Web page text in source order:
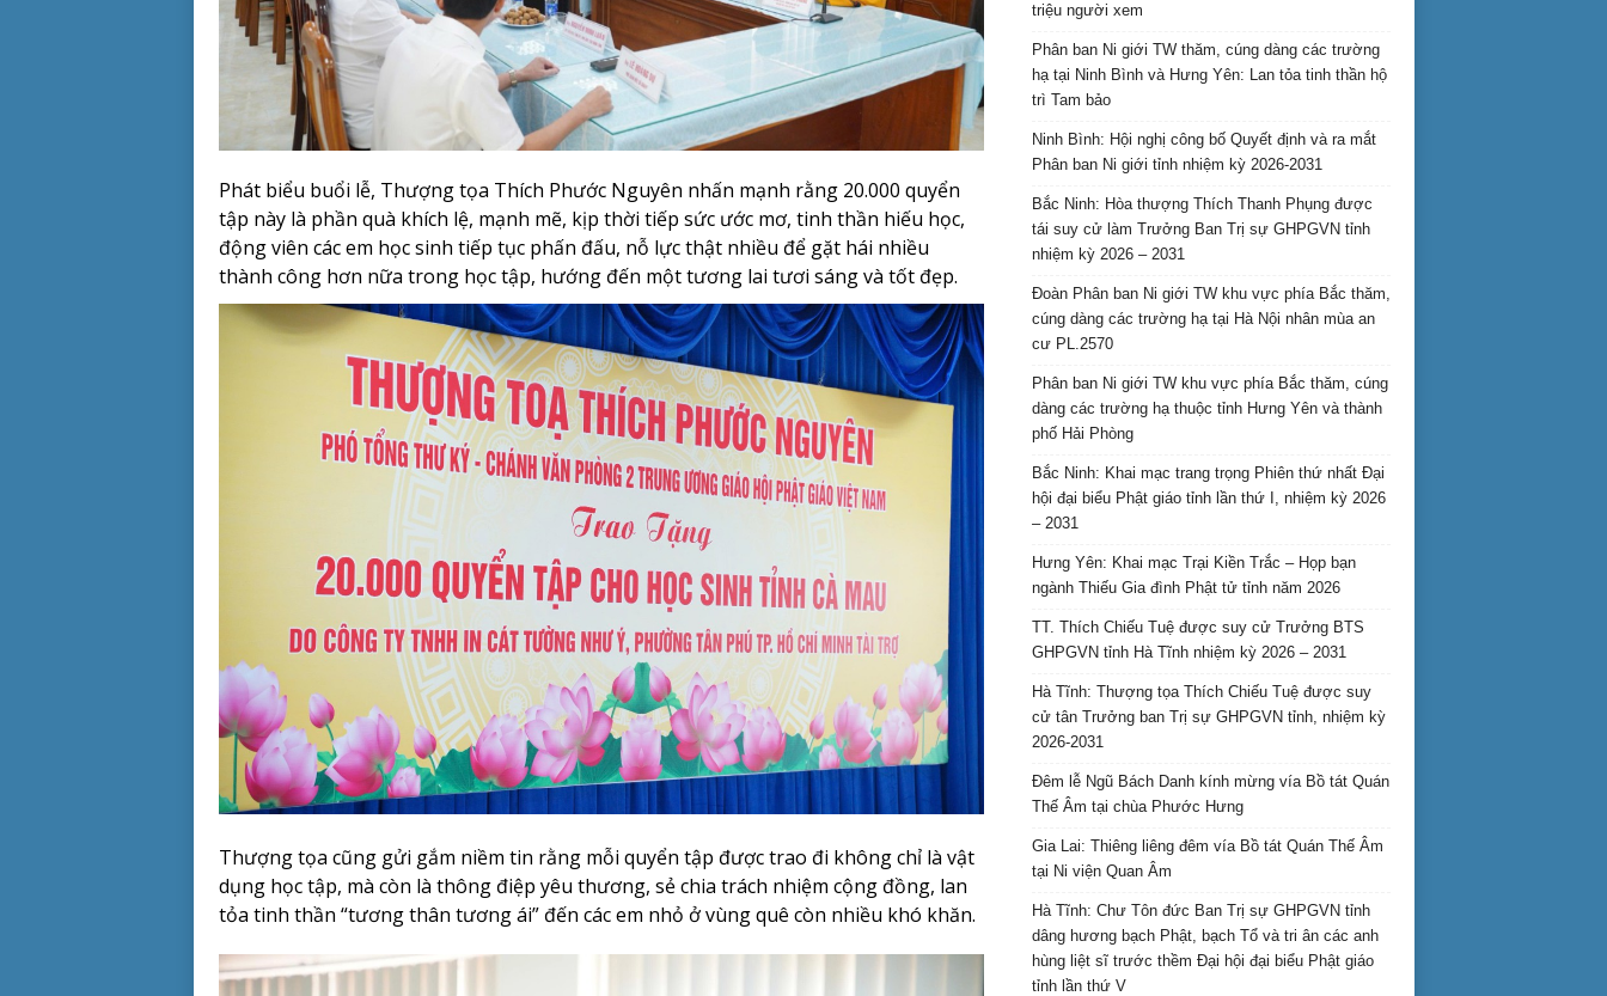
Phát biểu buổi lễ, Thượng tọa Thích Phước Nguyên nhấn mạnh rằng 20.000 quyển
tập này là phần quà khích lệ, mạnh mẽ, kịp thời tiếp sức ước mơ, tinh thần hiếu học,
động viên các em học sinh tiếp tục phấn đấu, nỗ lực thật nhiều để gặt hái nhiều
thành công hơn nữa trong học tập, hướng đến một tương lai tươi sáng và tốt đẹp.
Thượng tọa cũng gửi gắm niềm tin rằng mỗi quyển tập được trao đi không chỉ là vật
dụng học tập, mà còn là thông điệp yêu thương, sẻ chia trách nhiệm cộng đồng, lan
tỏa tinh thần “tương thân tương ái” đến các em nhỏ ở vùng quê còn nhiều khó khăn.
triệu người xem
Phân ban Ni giới TW thăm, cúng dàng các trường
hạ tại Ninh Bình và Hưng Yên: Lan tỏa tinh thần hộ
trì Tam bảo
Ninh Bình: Hội nghị công bố Quyết định và ra mắt
Phân ban Ni giới tỉnh nhiệm kỳ 2026-2031
Bắc Ninh: Hòa thượng Thích Thanh Phụng được
tái suy cử làm Trưởng Ban Trị sự GHPGVN tỉnh
nhiệm kỳ 2026 – 2031
Đoàn Phân ban Ni giới TW khu vực phía Bắc thăm,
cúng dàng các trường hạ tại Hà Nội nhân mùa an
cư PL.2570
Phân ban Ni giới TW khu vực phía Bắc thăm, cúng
dàng các trường hạ thuộc tỉnh Hưng Yên và thành
phố Hải Phòng
Bắc Ninh: Khai mạc trang trọng Phiên thứ nhất Đại
hội đại biểu Phật giáo tỉnh lần thứ I, nhiệm kỳ 2026
– 2031
Hưng Yên: Khai mạc Trại Kiền Trắc – Họp bạn
ngành Thiếu Gia đình Phật tử tỉnh năm 2026
TT. Thích Chiếu Tuệ được suy cử Trưởng BTS
GHPGVN tỉnh Hà Tĩnh nhiệm kỳ 2026 – 2031
Hà Tĩnh: Thượng tọa Thích Chiếu Tuệ được suy
cử tân Trưởng ban Trị sự GHPGVN tỉnh, nhiệm kỳ
2026-2031
Đêm lễ Ngũ Bách Danh kính mừng vía Bồ tát Quán
Thế Âm tại chùa Phước Hưng
Gia Lai: Thiêng liêng đêm vía Bồ tát Quán Thế Âm
tại Ni viện Quan Âm
Hà Tĩnh: Chư Tôn đức Ban Trị sự GHPGVN tỉnh
dâng hương bạch Phật, bạch Tổ và tri ân các anh
hùng liệt sĩ trước thềm Đại hội đại biểu Phật giáo
tỉnh lần thứ V